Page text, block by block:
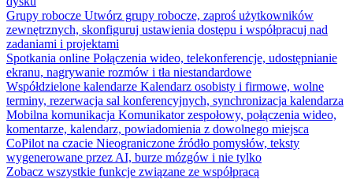
Grupy robocze Utwórz grupy robocze, zaproś użytkowników
zewnętrznych, skonfiguruj ustawienia dostępu i współpracuj nad
zadaniami i projektami
Spotkania online Połączenia wideo, telekonferencje, udostępnianie
ekranu, nagrywanie rozmów i tła niestandardowe
Współdzielone kalendarze Kalendarz osobisty i firmowe, wolne
terminy, rezerwacja sal konferencyjnych, synchronizacja kalendarza
Mobilna komunikacja Komunikator zespołowy, połączenia wideo,
komentarze, kalendarz, powiadomienia z dowolnego miejsca
CoPilot na czacie Nieograniczone źródło pomysłów, teksty
wygenerowane przez AI, burze mózgów i nie tylko
Zobacz wszystkie funkcje związane ze współpracą